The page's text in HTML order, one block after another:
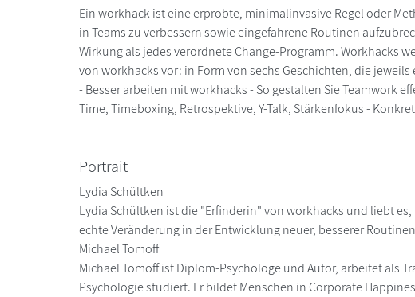
Ein workhack ist eine erprobte, minimalinvasive Regel oder
in Teams zu verbessern sowie eingefahrene Routinen
Wirkung als jedes verordnete Change-Programm. Workhacks
von workhacks vor: in Form von sechs Geschichten, die
- Besser arbeiten mit workhacks - So gestalten Sie Teamwork
Time, Timeboxing, Retrospektive, Y-Talk, Stärkenfokus -
Portrait
Lydia Schültken
Lydia Schültken ist die "Erfinderin" von workhacks und liebt
echte Veränderung in der Entwicklung neuer, besserer
Michael Tomoff
Michael Tomoff ist Diplom-Psychologe und Autor, arbeitet als
Psychologie studiert. Er bildet Menschen in Corporate